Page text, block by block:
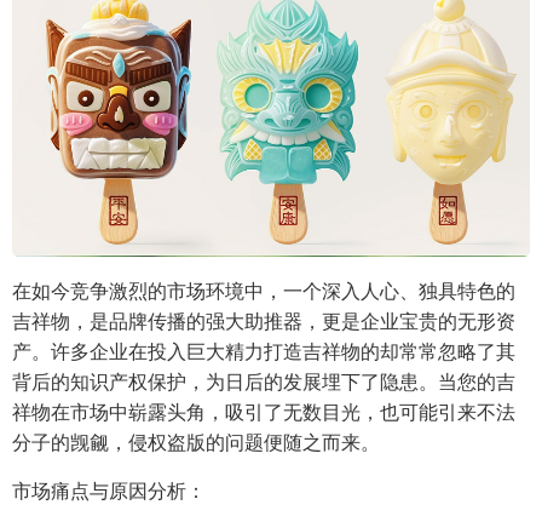
在如今竞争激烈的市场环境中，一个深入人心、独具特色的
吉祥物，是品牌传播的强大助推器，更是企业宝贵的无形资
产。许多企业在投入巨大精力打造吉祥物的却常常忽略了其
背后的知识产权保护，为日后的发展埋下了隐患。当您的吉
祥物在市场中崭露头角，吸引了无数目光，也可能引来不法
分子的觊觎，侵权盗版的问题便随之而来。
市场痛点与原因分析：